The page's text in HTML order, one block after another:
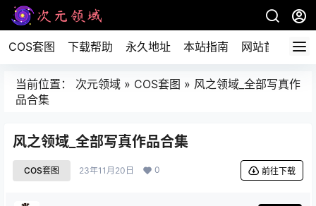
COS套图 下载帮助 永久地址 本站指南 网站首页
当前位置： 次元领域 » COS套图 » 风之领域_全部写真作
品合集
风之领域_全部写真作品合集
COS套图 23年11月20日 0 前往下载